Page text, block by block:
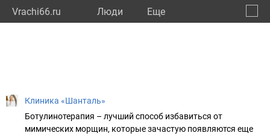
Vrachi66.ru Люди Eще
Клиника «Шанталь»
Ботулинотерапия – лучший способ избавиться от
мимических морщин, которые зачастую появляются еще